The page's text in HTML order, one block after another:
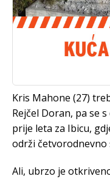
Kris Mahone (27)
Rejčel Doran, pa se
prije leta za Ibicu,
održi četvorodnevno
Ali, ubrzo je